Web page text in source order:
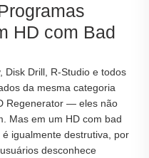
HD com Bad
Disk Drill, R-Studio e todos
da mesma categoria
Regenerator — eles não
Mas em um HD com bad
igualmente destrutiva, por
desconhece